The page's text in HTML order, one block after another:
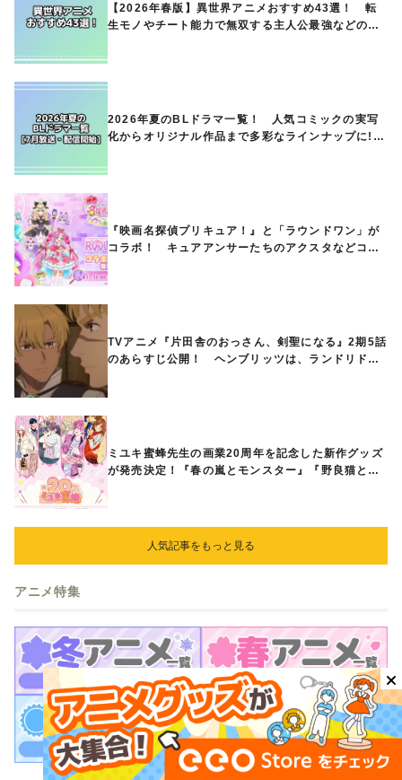
【2026年春版】異世界アニメおすすめ43選！ 転
生モノやチート能力で無双する主人公最強などの人
2026年夏のBLドラマ一覧！ 人気コミックの実写
化からオリジナル作品まで多彩なラインナップに!!
『映画名探偵プリキュア！』と「ラウンドワン」が
コラボ！ キュアアンサーたちのアクスタなどコラ
TVアニメ『片田舎のおっさん、剣聖になる』2期5話
のあらすじ公開！ ヘンブリッツは、ランドリドに
ミユキ蜜蜂先生の画業20周年を記念した新作グッズ
が発売決定！『春の嵐とモンスター』『野良猫と
人気記事をもっと見る
アニメ特集